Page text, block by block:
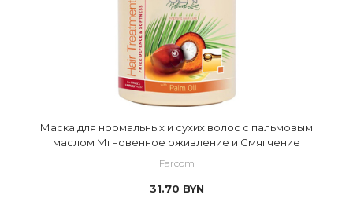
Маска для нормальных и сухих волос с пальмовым
маслом Мгновенное оживление и Смягчение
Farcom
31.70 BYN